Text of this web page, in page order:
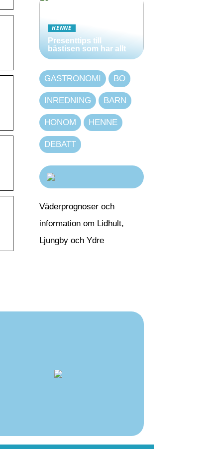
HENNE
Presenttips till
bästisen som har allt
GASTRONOMI BO
INREDNING BARN
HONOM HENNE
DEBATT
Väderprognoser och
information om Lidhult,
Ljungby och Ydre